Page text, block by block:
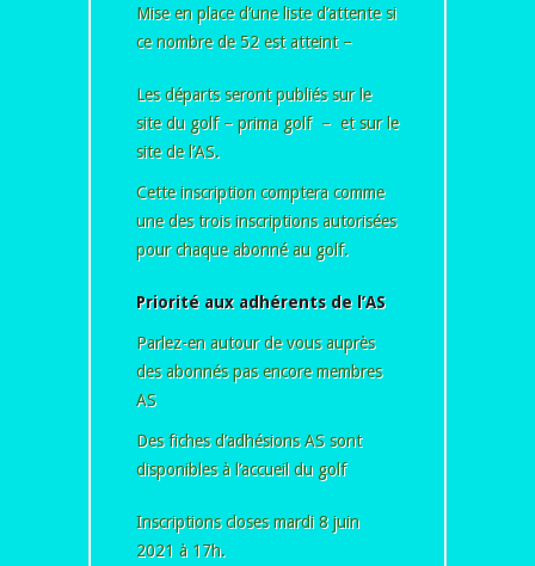
Mise en place d’une liste d’attente si
ce nombre de 52 est atteint –
Les départs seront publiés sur le
site du golf – prima golf – et sur le
site de l’AS.
Cette inscription comptera comme
une des trois inscriptions autorisées
pour chaque abonné au golf.
Priorité aux adhérents de l’AS
Parlez-en autour de vous auprès
des abonnés pas encore membres
AS
Des fiches d’adhésions AS sont
disponibles à l’accueil du golf
Inscriptions closes mardi 8 juin
2021 à 17h.